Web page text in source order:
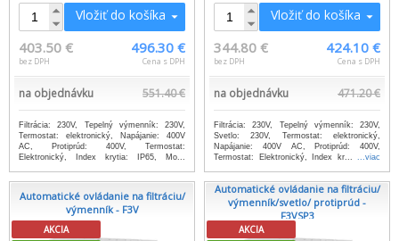
Vložiť do košíka
403.50 €
bez DPH
496.30 €
Cena s DPH
na objednávku 551.40 €
Filtrácia: 230V, Tepelný výmenník: 230V,
Termostat: elektronický, Napájanie: 400V
AC, Protiprúd: 400V, Termostat:
Elektronický, Index krytia: IP65, Mo...
Vložiť do košíka
344.80 €
bez DPH
424.10 €
Cena s DPH
na objednávku 471.20 €
Filtrácia: 230V, Tepelný výmenník: 230V,
Svetlo: 230V, Termostat: elektronický,
Napájanie: 400V AC, Protiprúd: 400V,
Termostat: Elektronický, Index kr...
...viac
Automatické ovládanie na filtráciu/
výmenník - F3V
AKCIA
Automatické ovládanie na filtráciu/
výmenník/svetlo/ protiprúd -
F3VSP3
AKCIA